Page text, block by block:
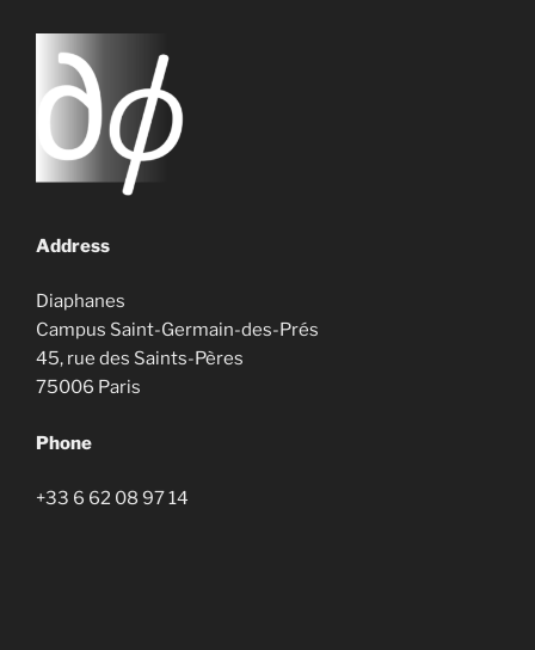
Address
Diaphanes
Campus Saint-Germain-des-Prés
45, rue des Saints-Pères
75006 Paris
Phone
+33 6 62 08 97 14